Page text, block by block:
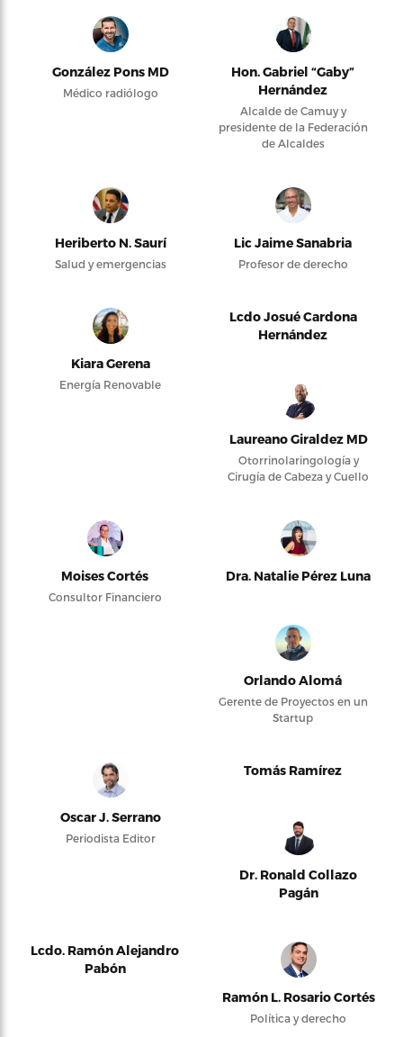
González Pons MD
Médico radiólogo
Hon. Gabriel “Gaby”
Hernández
Alcalde de Camuy y
presidente de la Federación
de Alcaldes
Heriberto N. Saurí
Salud y emergencias
Lic Jaime Sanabria
Profesor de derecho
Kiara Gerena
Energía Renovable
Lcdo Josué Cardona
Hernández
Laureano Giraldez MD
Otorrinolaringología y
Cirugía de Cabeza y Cuello
Moises Cortés
Consultor Financiero
Dra. Natalie Pérez Luna
Orlando Alomá
Gerente de Proyectos en un
Startup
Oscar J. Serrano
Periodista Editor
Tomás Ramírez
Dr. Ronald Collazo
Pagán
Lcdo. Ramón Alejandro
Pabón
Ramón L. Rosario Cortés
Política y derecho